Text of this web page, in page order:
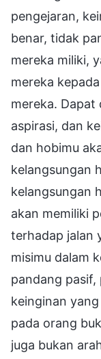
pengejaran,
benar, tidak
mereka miliki,
mereka
mereka. Dapat
aspirasi, dan
dan hobimu
kelangsungan
kelangsungan
akan memiliki
terhadap jalan
misimu dalam
pandang pasif,
keinginan
pada orang
juga bukan